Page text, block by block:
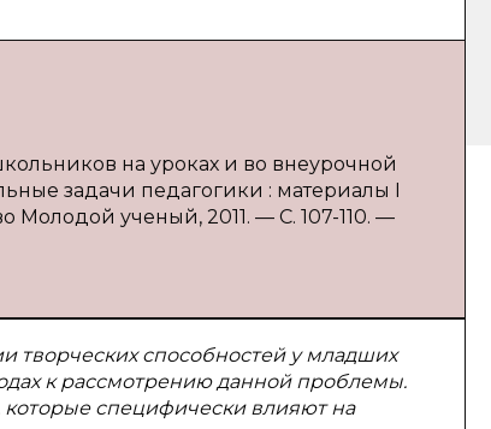
на уроках и во внеурочной
задачи педагогики : материалы I
Молодой ученый, 2011. — С. 107-110. —
творческих способностей у младших
к рассмотрению данной проблемы.
специфически влияют на